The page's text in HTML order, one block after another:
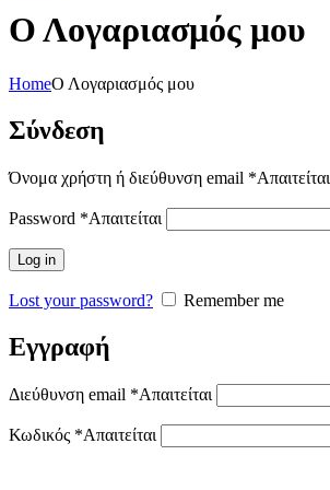
Ο Λογαριασμός μου
HomeΟ Λογαριασμός μου
Σύνδεση
Όνομα χρήστη ή διεύθυνση email *Απαιτείται
Password *Απαιτείται
Log in
Lost your password? Remember me
Εγγραφή
Διεύθυνση email *Απαιτείται
Κωδικός *Απαιτείται